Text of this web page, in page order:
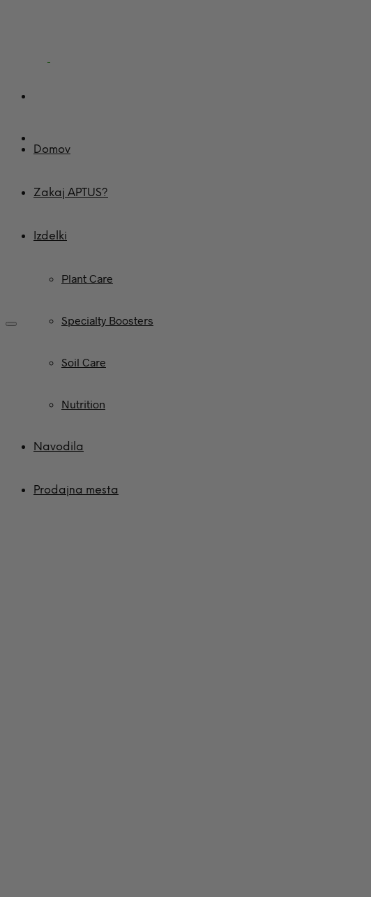
Domov
Zakaj APTUS?
Izdelki
Plant Care
Specialty Boosters
Soil Care
Nutrition
Navodila
Prodajna mesta